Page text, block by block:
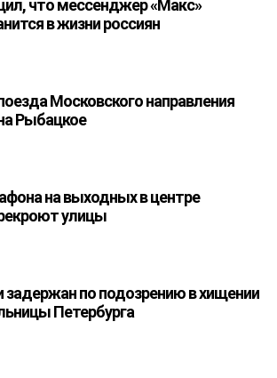
что мессенджер «Макс»
в жизни россиян
Московского направления
Рыбацкое
на выходных в центре
улицы
задержан по подозрению в хищении
Петербурга